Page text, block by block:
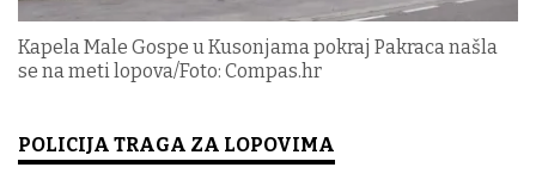
Kapela Male Gospe u Kusonjama pokraj Pakraca našla
se na meti lopova/Foto: Compas.hr
POLICIJA TRAGA ZA LOPOVIMA